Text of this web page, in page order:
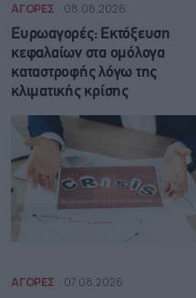
ΑΓΟΡΕΣ 08.08.2026
Ευρωαγορές: Εκτόξευση
κεφαλαίων στα ομόλογα
καταστροφής λόγω της
κλιματικής κρίσης
ΑΓΟΡΕΣ 07.08.2026